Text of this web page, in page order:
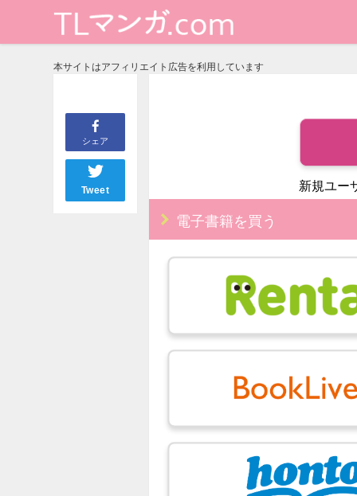
本サイトはアフィリエイト広告を利用しています
シェア
Tweet 新規ユー
電子書籍を買う